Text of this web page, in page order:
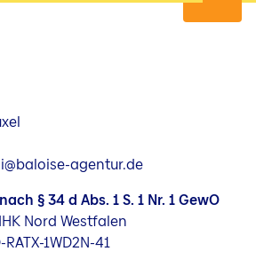
agentur.de
§ 34 d Abs. 1 S. 1 Nr. 1 GewO
Nord Westfalen
1WD2N-41